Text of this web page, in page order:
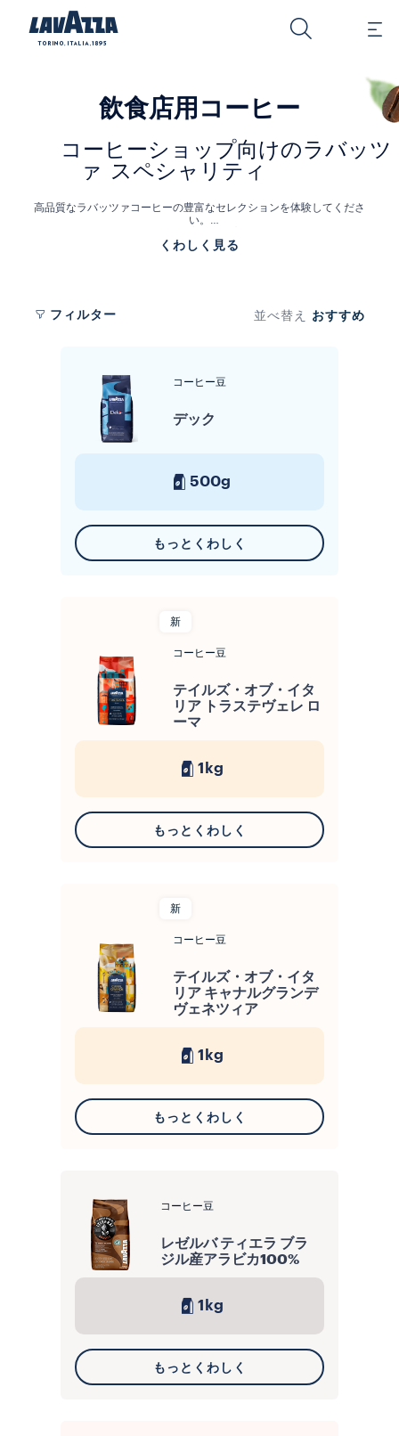
飲食店用コーヒー
コーヒーショップ向けのラバッツ
ァ スペシャリティ
高品質なラバッツァコーヒーの豊富なセレクションを体験してくださ
い。
ください。
くわしく見る
フィルター 並べ替え おすすめ
コーヒー豆
デック
500g
もっとくわしく
新
コーヒー豆
テイルズ・オブ・イタ
リア トラステヴェレ ロ
ーマ
1kg
もっとくわしく
新
コーヒー豆
テイルズ・オブ・イタ
リア キャナルグランデ
ヴェネツィア
1kg
もっとくわしく
コーヒー豆
レゼルバ ティエラ ブラ
ジル産アラビカ100%
1kg
もっとくわしく